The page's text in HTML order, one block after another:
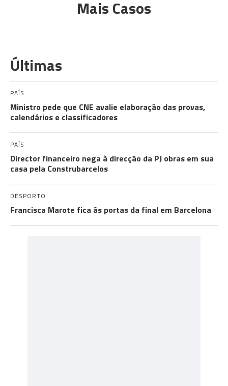
Mais Casos
Últimas
PAÍS
Ministro pede que CNE avalie elaboração das provas,
calendários e classificadores
PAÍS
Director financeiro nega à direcção da PJ obras em sua
casa pela Construbarcelos
DESPORTO
Francisca Marote fica às portas da final em Barcelona